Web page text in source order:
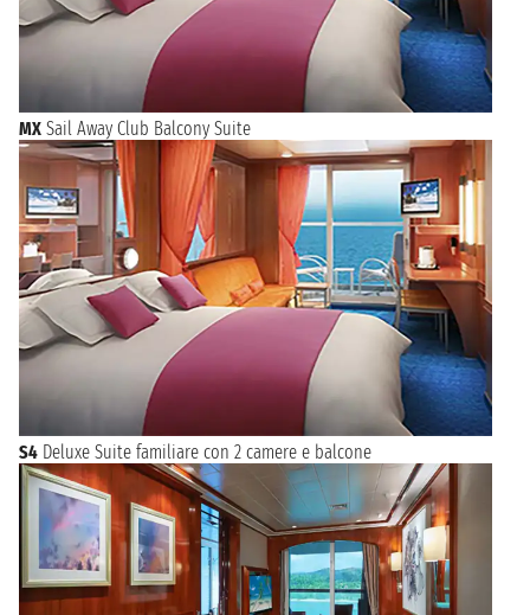
MX Sail Away Club Balcony Suite
S4 Deluxe Suite familiare con 2 camere e balcone